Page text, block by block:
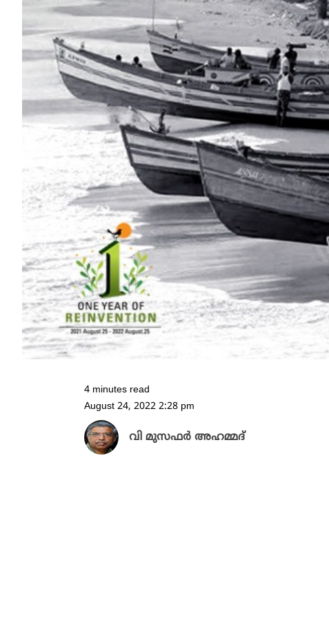
4 minutes read
August 24, 2022 2:28 pm
വി മുസഫർ അഹമ്മദ്